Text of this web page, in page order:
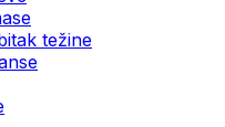
težine